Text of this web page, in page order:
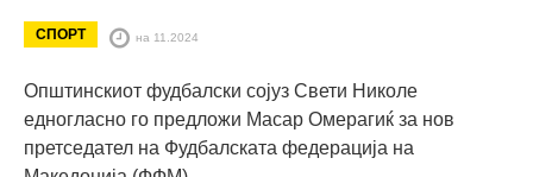
СПОРТ на 11.2024
Општинскиот фудбалски сојуз Свети Николе
едногласно го предложи Масар Омерагиќ за нов
претседател на Фудбалската федерација на